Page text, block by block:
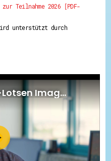
- Digitale Themenabende
Hessen
schlau
Hessen
und Ehrenamt
+ Integration
aktiv
& Fortbildung
Steuern - Gut zu Wissen
rund um dein Ehrenamt
Fakten aus Hessen
Teilnahme 2026 [PDF-
wird unterstützt durch